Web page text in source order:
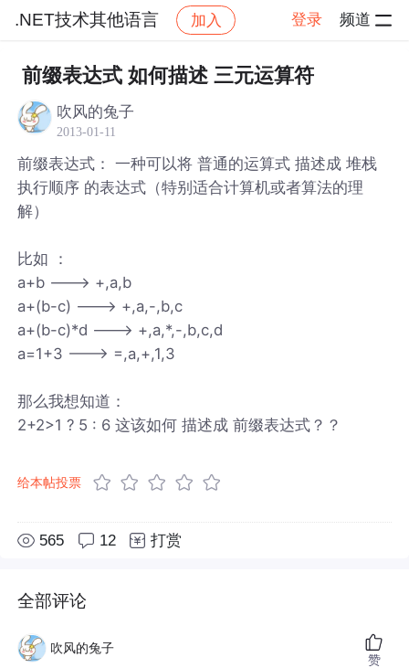
.NET技术其他语言 加入 登录 频道
社区 .NET技术其他语言 帖子详情
前缀表达式 如何描述 三元运算符
吹风的兔子
2013-01-11
前缀表达式： 一种可以将 普通的运算式 描述成 堆栈
执行顺序 的表达式（特别适合计算机或者算法的理
解）
比如 ：
a+b ---> +,a,b
a+(b-c) ---> +,a,-,b,c
a+(b-c)*d ---> +,a,*,-,b,c,d
a=1+3 ---> =,a,+,1,3
那么我想知道：
2+2>1 ? 5 : 6 这该如何 描述成 前缀表达式？？
给本帖投票
565 12 打赏
全部评论
吹风的兔子
赞